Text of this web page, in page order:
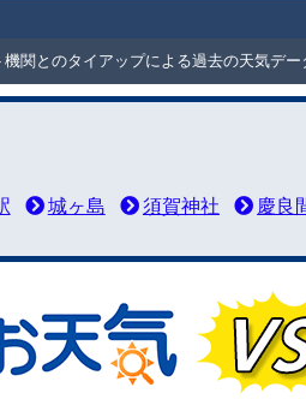
関とのタイアップによる過去の天気デー
城ヶ島 須賀神社 慶良